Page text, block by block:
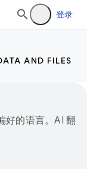
登录
AND FILES
好的语言。AI 翻